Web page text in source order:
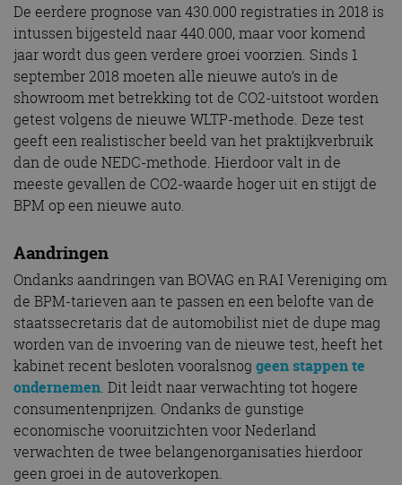
De eerdere prognose van 430.000 registraties in 2018 is
intussen bijgesteld naar 440.000, maar voor komend
jaar wordt dus geen verdere groei voorzien. Sinds 1
september 2018 moeten alle nieuwe auto’s in de
showroom met betrekking tot de CO2-uitstoot worden
getest volgens de nieuwe WLTP-methode. Deze test
geeft een realistischer beeld van het praktijkverbruik
dan de oude NEDC-methode. Hierdoor valt in de
meeste gevallen de CO2-waarde hoger uit en stijgt de
BPM op een nieuwe auto.
Aandringen
Ondanks aandringen van BOVAG en RAI Vereniging om
de BPM-tarieven aan te passen en een belofte van de
staatssecretaris dat de automobilist niet de dupe mag
worden van de invoering van de nieuwe test, heeft het
kabinet recent besloten vooralsnog geen stappen te
ondernemen. Dit leidt naar verwachting tot hogere
consumentenprijzen. Ondanks de gunstige
economische vooruitzichten voor Nederland
verwachten de twee belangenorganisaties hierdoor
geen groei in de autoverkopen.